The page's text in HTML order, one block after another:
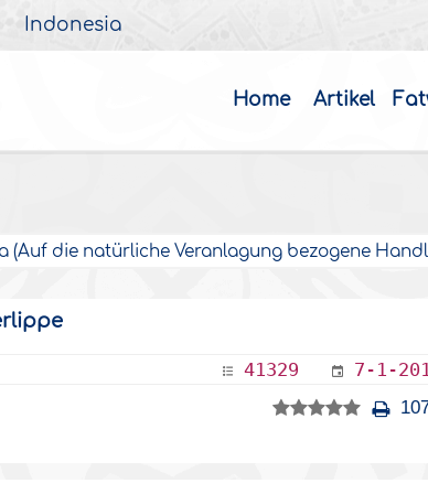
Indonesia
Home Artikel
(Auf die natürliche Veranlagung bezogene
41329 7-1-